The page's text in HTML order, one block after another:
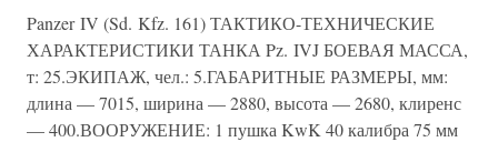
Panzer IV (Sd. Kfz. 161) ТАКТИКО-ТЕХНИЧЕСКИЕ
ХАРАКТЕРИСТИКИ ТАНКА Pz. IVJ БОЕВАЯ МАССА,
т: 25.ЭКИПАЖ, чел.: 5.ГАБАРИТНЫЕ РАЗМЕРЫ, мм:
длина — 7015, ширина — 2880, высота — 2680, клиренс
— 400.ВООРУЖЕНИЕ: 1 пушка KwK 40 калибра 75 мм